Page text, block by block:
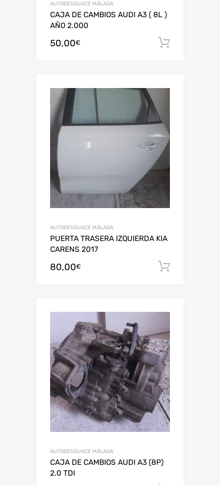
AUTODESGUACE MÁLAGA
CAJA DE CAMBIOS AUDI A3 ( 8L )
AÑO 2.000
50,00€
AUTODESGUACE MÁLAGA
PUERTA TRASERA IZQUIERDA KIA
CARENS 2017
80,00€
AUTODESGUACE MÁLAGA
CAJA DE CAMBIOS AUDI A3 (8P)
2.0 TDI